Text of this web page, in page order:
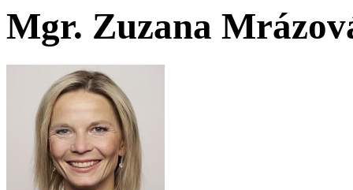
Mgr. Zuzana